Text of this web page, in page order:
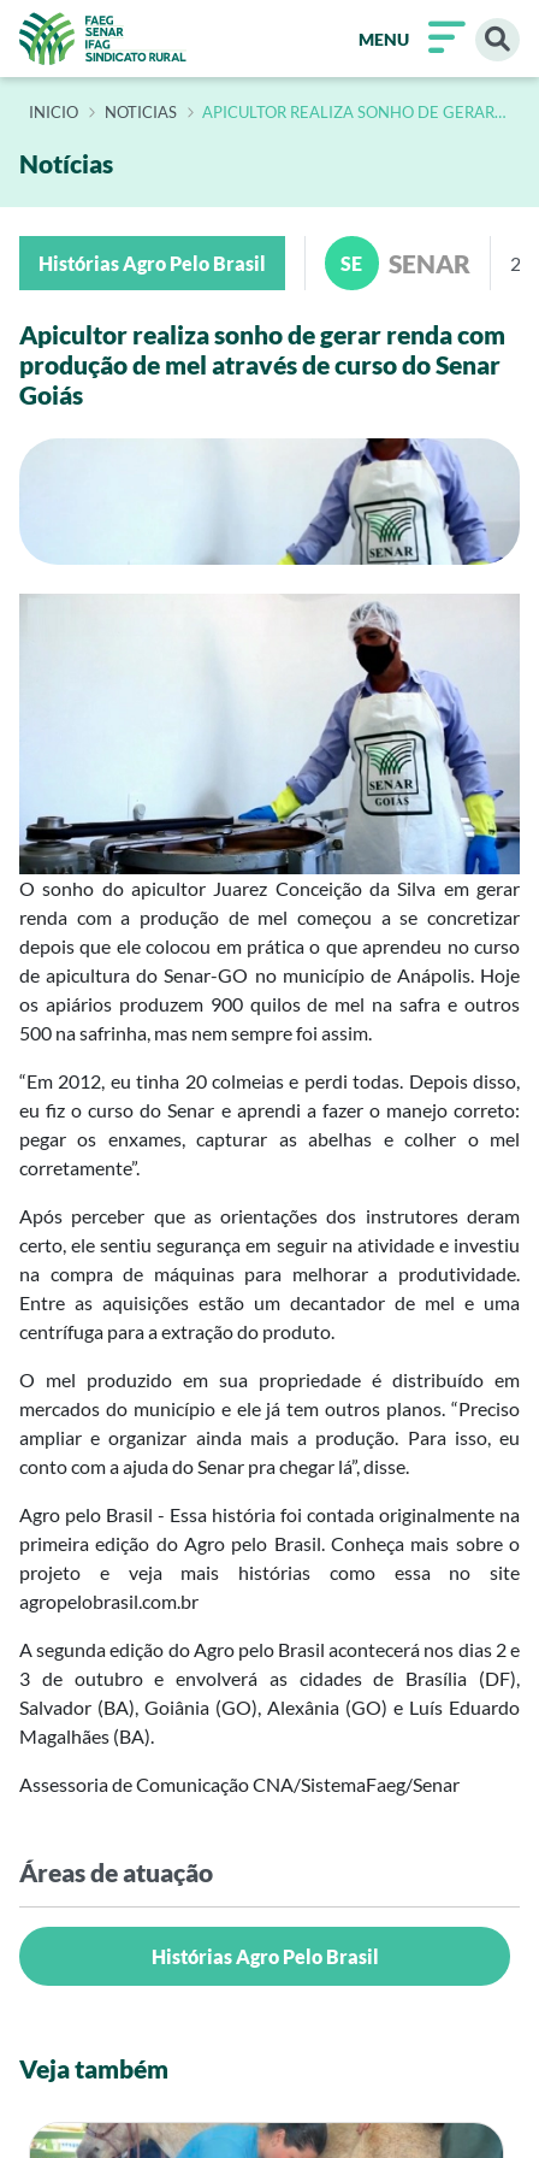
MENU
INÍCIO NOTICIAS APICULTOR REALIZA SONHO DE GERAR
Notícias
Histórias Agro Pelo Brasil SE SENAR 25
Apicultor realiza sonho de gerar renda com
produção de mel através de curso do Senar
Goiás
O sonho do apicultor Juarez Conceição da Silva em gerar
renda com a produção de mel começou a se concretizar
depois que ele colocou em prática o que aprendeu no curso
de apicultura do Senar-GO no município de Anápolis. Hoje
os apiários produzem 900 quilos de mel na safra e outros
500 na safrinha, mas nem sempre foi assim.
“Em 2012, eu tinha 20 colmeias e perdi todas. Depois disso,
eu fiz o curso do Senar e aprendi a fazer o manejo correto:
pegar os enxames, capturar as abelhas e colher o mel
corretamente”.
Após perceber que as orientações dos instrutores deram
certo, ele sentiu segurança em seguir na atividade e investiu
na compra de máquinas para melhorar a produtividade.
Entre as aquisições estão um decantador de mel e uma
centrífuga para a extração do produto.
O mel produzido em sua propriedade é distribuído em
mercados do município e ele já tem outros planos. “Preciso
ampliar e organizar ainda mais a produção. Para isso, eu
conto com a ajuda do Senar pra chegar lá”, disse.
Agro pelo Brasil - Essa história foi contada originalmente na
primeira edição do Agro pelo Brasil. Conheça mais sobre o
projeto e veja mais histórias como essa no site
agropelobrasil.com.br
A segunda edição do Agro pelo Brasil acontecerá nos dias 2 e
3 de outubro e envolverá as cidades de Brasília (DF),
Salvador (BA), Goiânia (GO), Alexânia (GO) e Luís Eduardo
Magalhães (BA).
Assessoria de Comunicação CNA/SistemaFaeg/Senar
Áreas de atuação
Histórias Agro Pelo Brasil
Veja também